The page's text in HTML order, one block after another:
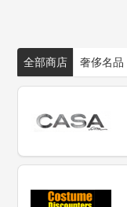
全部商店 奢侈名品